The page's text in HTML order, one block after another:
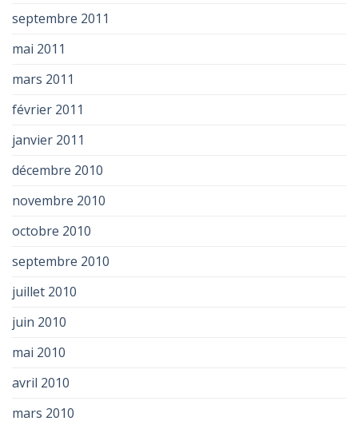
septembre 2011
mai 2011
mars 2011
février 2011
janvier 2011
décembre 2010
novembre 2010
octobre 2010
septembre 2010
juillet 2010
juin 2010
mai 2010
avril 2010
mars 2010